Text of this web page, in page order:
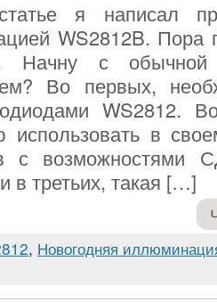
я написал
WS2812B. Пора
Начну с
Во первых,
WS2812.
использовать в
с возможностями
в третьих, такая […]
, Новогодняя